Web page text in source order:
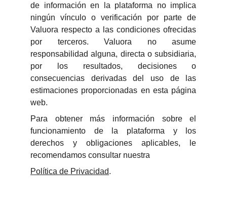
de información en la plataforma no implica
ningún vínculo o verificación por parte de
Valuora respecto a las condiciones ofrecidas
por terceros. Valuora no asume
responsabilidad alguna, directa o subsidiaria,
por los resultados, decisiones o
consecuencias derivadas del uso de las
estimaciones proporcionadas en esta página
web.
Para obtener más información sobre el
funcionamiento de la plataforma y los
derechos y obligaciones aplicables, le
recomendamos consultar nuestra
Política de Privacidad.